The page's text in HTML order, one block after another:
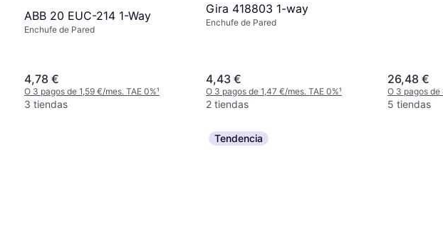
ABB 20 EUC-214 1-Way
Enchufe de Pared
4,78 €
O 3 pagos de 1,59 €/mes. TAE 0%¹
3 tiendas
Gira 418803 1-way
Enchufe de Pared
4,43 €
O 3 pagos de 1,47 €/mes. TAE 0%¹
2 tiendas
26,48 €
O 3 pagos de
5 tiendas
Tendencia